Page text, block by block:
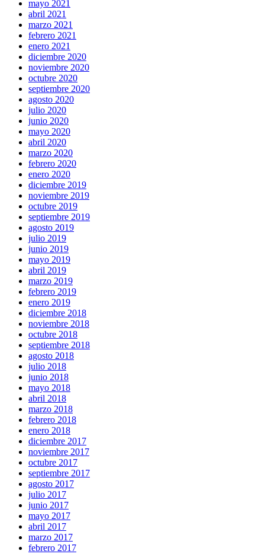
mayo 2021
abril 2021
marzo 2021
febrero 2021
enero 2021
diciembre 2020
noviembre 2020
octubre 2020
septiembre 2020
agosto 2020
julio 2020
junio 2020
mayo 2020
abril 2020
marzo 2020
febrero 2020
enero 2020
diciembre 2019
noviembre 2019
octubre 2019
septiembre 2019
agosto 2019
julio 2019
junio 2019
mayo 2019
abril 2019
marzo 2019
febrero 2019
enero 2019
diciembre 2018
noviembre 2018
octubre 2018
septiembre 2018
agosto 2018
julio 2018
junio 2018
mayo 2018
abril 2018
marzo 2018
febrero 2018
enero 2018
diciembre 2017
noviembre 2017
octubre 2017
septiembre 2017
agosto 2017
julio 2017
junio 2017
mayo 2017
abril 2017
marzo 2017
febrero 2017